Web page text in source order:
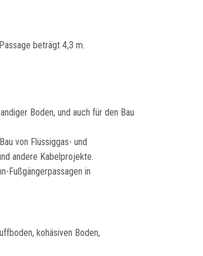
beträgt 4,3 m.
Boden, und auch für den Bau
von Flüssiggas- und
andere Kabelprojekte.
Fußgängerpassagen in
kohäsiven Boden,